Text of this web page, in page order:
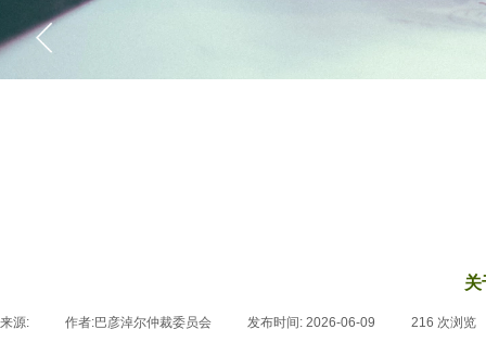
关
来源: 作者:巴彦淖尔仲裁委员会 发布时间: 2026-06-09 216 次浏览